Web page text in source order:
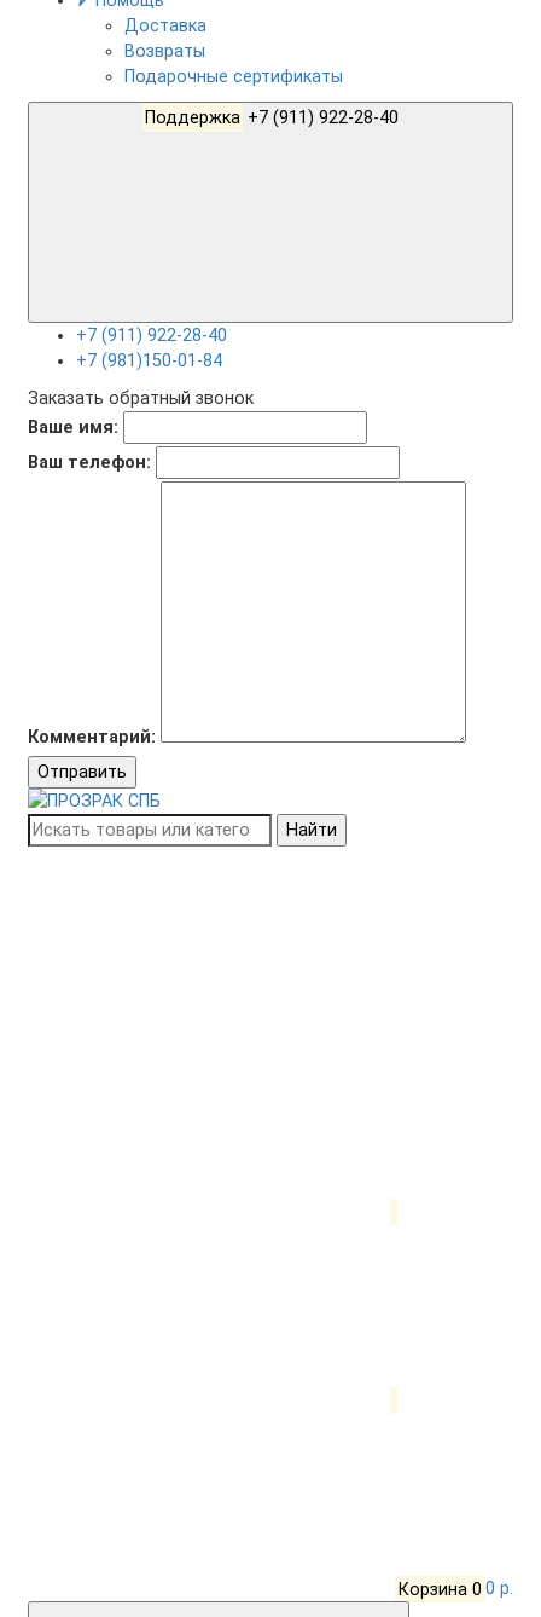
Доставка
Возвраты
Подарочные сертификаты
Поддержка
+7 (911) 922-28-40
+7 (981)150-01-84
Заказать обратный звонок
Ваше имя:
Ваш телефон:
Комментарий:
Отправить
Найти
Корзина 0 0 р.